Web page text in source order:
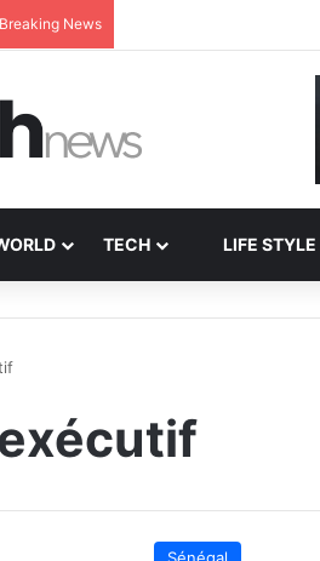
Breaking News
TECH LIFE STYLE